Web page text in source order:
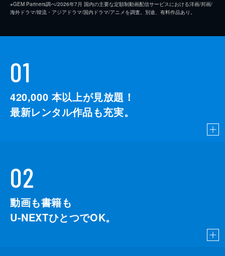
※GEM Partners調べ/2026年7⽉ 国内の主要な定額制動画配信サービスにおける洋画/邦画/
海外ドラマ/韓流・アジアドラマ/国内ドラマ/アニメを調査。別途、有料作品あり。
01
420,000 本以上が見放題！
最新レンタル作品も充実。
02
動画も書籍も
U-NEXTひとつでOK。